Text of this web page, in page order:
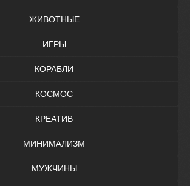
ЖИВОТНЫЕ
ИГРЫ
КОРАБЛИ
КОСМОС
КРЕАТИВ
МИНИМАЛИЗМ
МУЖЧИНЫ